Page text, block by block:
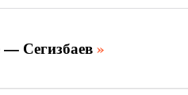
— Сегизбаев